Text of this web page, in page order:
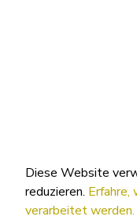
Diese Website
reduzieren. Erfahre,
verarbeitet werden.